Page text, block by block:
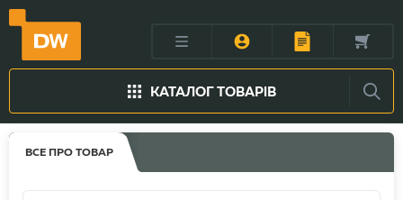
КАТАЛОГ ТОВАРІВ
ВСЕ ПРО ТОВАР